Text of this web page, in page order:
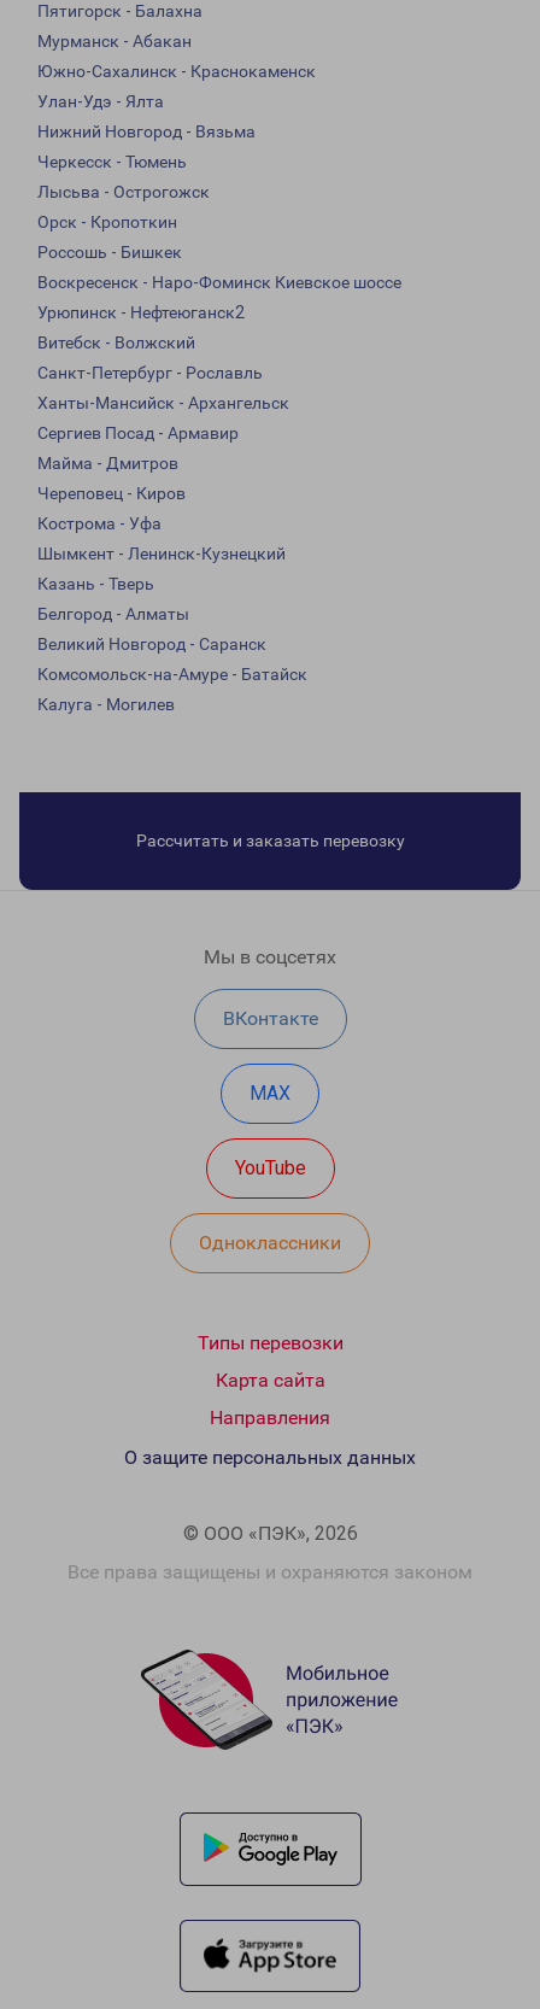
Пятигорск - Балахна
Мурманск - Абакан
Южно-Сахалинск - Краснокаменск
Улан-Удэ - Ялта
Нижний Новгород - Вязьма
Черкесск - Тюмень
Лысьва - Острогожск
Орск - Кропоткин
Россошь - Бишкек
Воскресенск - Наро-Фоминск Киевское шоссе
Урюпинск - Нефтеюганск2
Витебск - Волжский
Санкт-Петербург - Рославль
Ханты-Мансийск - Архангельск
Сергиев Посад - Армавир
Майма - Дмитров
Череповец - Киров
Кострома - Уфа
Шымкент - Ленинск-Кузнецкий
Казань - Тверь
Белгород - Алматы
Великий Новгород - Саранск
Комсомольск-на-Амуре - Батайск
Калуга - Могилев
Рассчитать и заказать перевозку
Мы в соцсетях
ВКонтакте
MAX
YouTube
Одноклассники
Типы перевозки
Карта сайта
Направления
© ООО «ПЭК», 2026
Все права защищены и охраняются законом
О защите персональных данных